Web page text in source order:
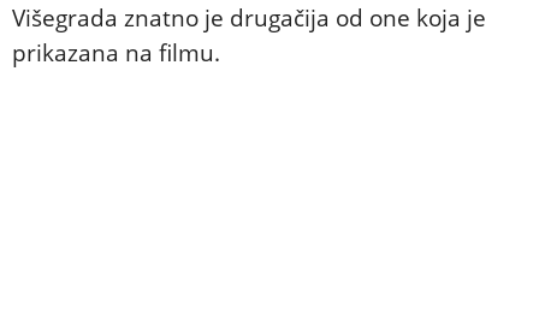
Višegrada znatno je drugačija od one koja je
prikazana na filmu.